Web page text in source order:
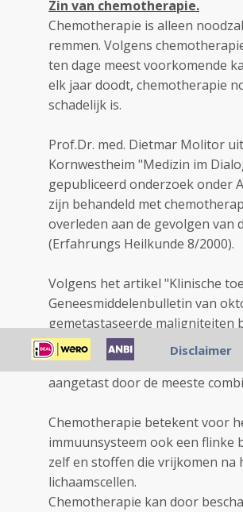
Zin van chemotherapie.
Chemotherapie is alleen
remmen. Volgens
ten dage meest voorkomende
elk jaar doodt, chemotherapie
schadelijk is.
Prof.Dr. med. Dietmar Molitor
Kornwestheim "Medizin im
gepubliceerd onderzoek onder
zijn behandeld met
overleden aan de gevolgen van
(Erfahrungs Heilkunde 8/2000).
Volgens het artikel "Klinische
Geneesmiddelenbulletin van
gemetastaseerde maligniteiten
zijn onder meer het verlengen
daarvan. In de praktijk
aangetast door de meeste
Chemotherapie betekent voor
immuunsysteem ook een flinke
zelf en stoffen die vrijkomen na
lichaamscellen.
Chemotherapie kan door
Disclaimer